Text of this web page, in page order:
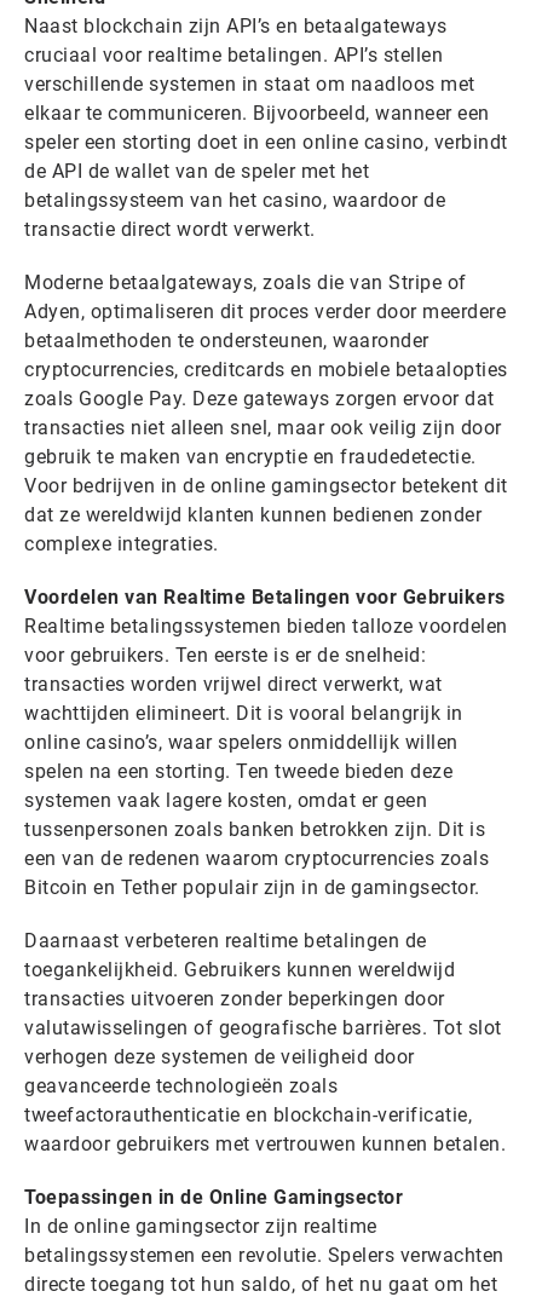
Naast blockchain zijn API’s en betaalgateways
cruciaal voor realtime betalingen. API’s stellen
verschillende systemen in staat om naadloos met
elkaar te communiceren. Bijvoorbeeld, wanneer een
speler een storting doet in een online casino, verbindt
de API de wallet van de speler met het
betalingssysteem van het casino, waardoor de
transactie direct wordt verwerkt.
Moderne betaalgateways, zoals die van Stripe of
Adyen, optimaliseren dit proces verder door meerdere
betaalmethoden te ondersteunen, waaronder
cryptocurrencies, creditcards en mobiele betaalopties
zoals Google Pay. Deze gateways zorgen ervoor dat
transacties niet alleen snel, maar ook veilig zijn door
gebruik te maken van encryptie en fraudedetectie.
Voor bedrijven in de online gamingsector betekent dit
dat ze wereldwijd klanten kunnen bedienen zonder
complexe integraties.
Voordelen van Realtime Betalingen voor Gebruikers
Realtime betalingssystemen bieden talloze voordelen
voor gebruikers. Ten eerste is er de snelheid:
transacties worden vrijwel direct verwerkt, wat
wachttijden elimineert. Dit is vooral belangrijk in
online casino’s, waar spelers onmiddellijk willen
spelen na een storting. Ten tweede bieden deze
systemen vaak lagere kosten, omdat er geen
tussenpersonen zoals banken betrokken zijn. Dit is
een van de redenen waarom cryptocurrencies zoals
Bitcoin en Tether populair zijn in de gamingsector.
Daarnaast verbeteren realtime betalingen de
toegankelijkheid. Gebruikers kunnen wereldwijd
transacties uitvoeren zonder beperkingen door
valutawisselingen of geografische barrières. Tot slot
verhogen deze systemen de veiligheid door
geavanceerde technologieën zoals
tweefactorauthenticatie en blockchain-verificatie,
waardoor gebruikers met vertrouwen kunnen betalen.
Toepassingen in de Online Gamingsector
In de online gamingsector zijn realtime
betalingssystemen een revolutie. Spelers verwachten
directe toegang tot hun saldo, of het nu gaat om het